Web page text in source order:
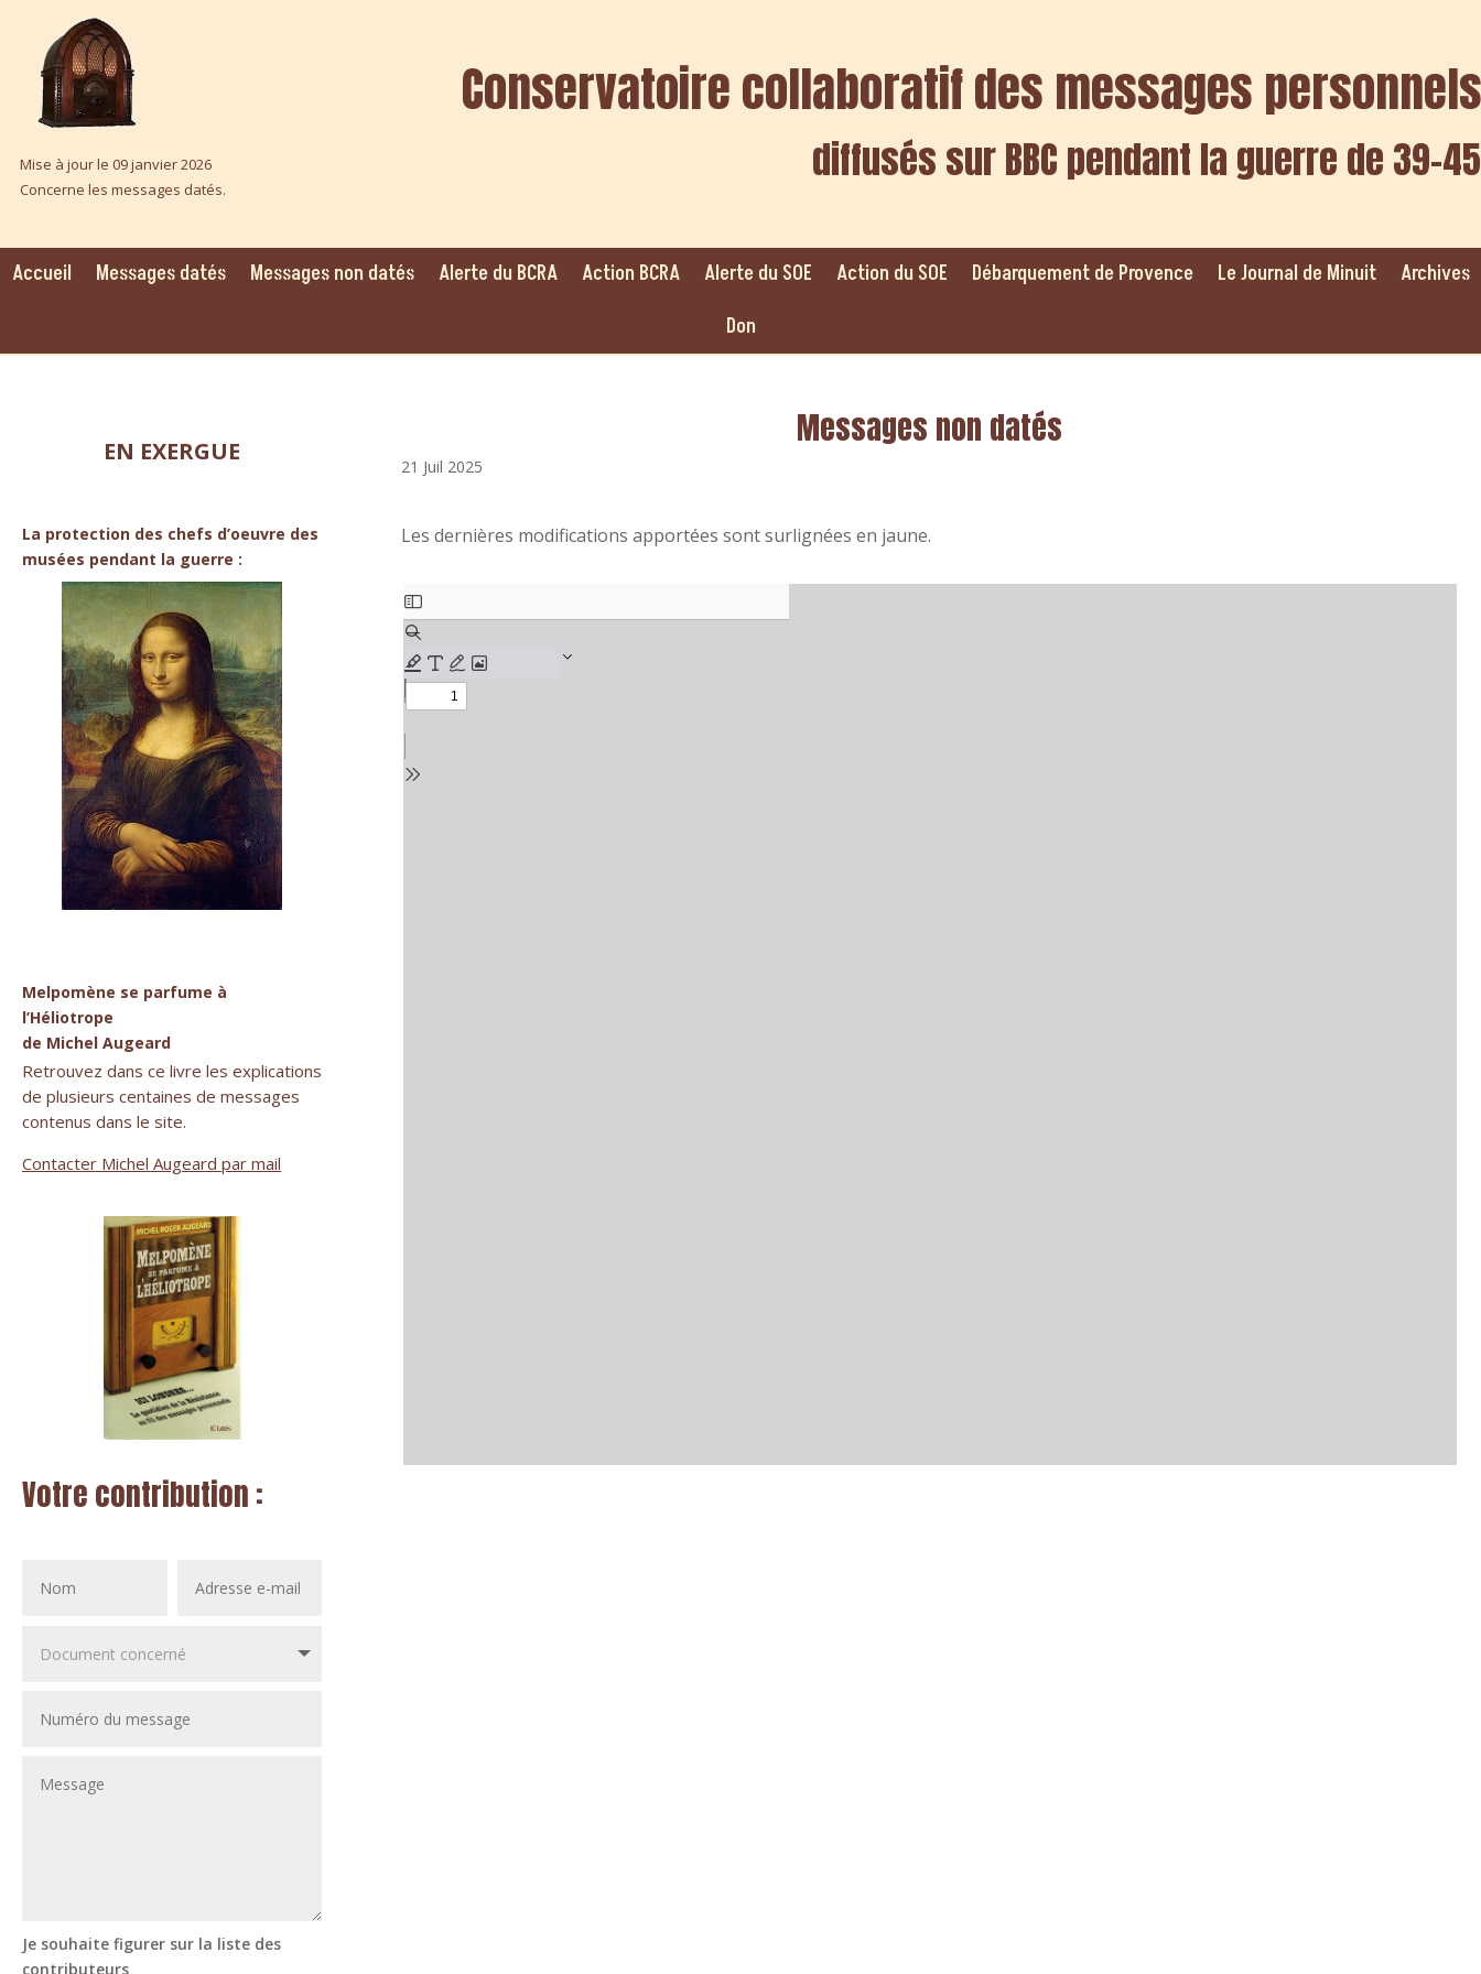
Mise à jour le 09 janvier 2026
Concerne les messages datés.
Conservatoire collaboratif des messages personnels
diffusés sur BBC pendant la guerre de 39-45
Accueil Messages datés Messages non datés Alerte du BCRA Action BCRA Alerte du SOE Action du SOE Débarquement de Provence Le Journal de Minuit
Archives
Don
EN EXERGUE
La protection des chefs d’oeuvre des
musées pendant la guerre :
Melpomène se parfume à
l’Héliotrope
de Michel Augeard
Retrouvez dans ce livre les explications
de plusieurs centaines de messages
contenus dans le site.
Contacter Michel Augeard par mail
Votre contribution :
Je souhaite figurer sur la liste des
contributeurs
Messages non datés
21 Juil 2025
Les dernières modifications apportées sont surlignées en jaune.
Skip
to
PDF
content